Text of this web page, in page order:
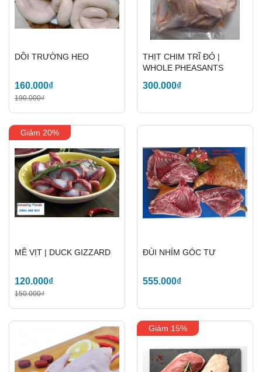
DỒI TRƯỜNG HEO
160.000₫
190.000₫
THỊT CHIM TRĨ ĐỎ |
WHOLE PHEASANTS
300.000₫
Giảm 20%
MỀ VỊT | DUCK GIZZARD
120.000₫
150.000₫
ĐÙI NHÍM GÓC TƯ
555.000₫
Giảm 15%